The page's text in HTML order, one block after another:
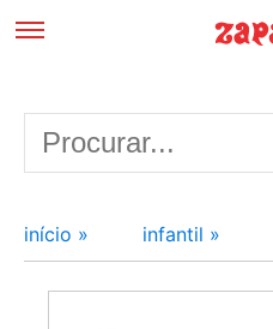
início » infantil »